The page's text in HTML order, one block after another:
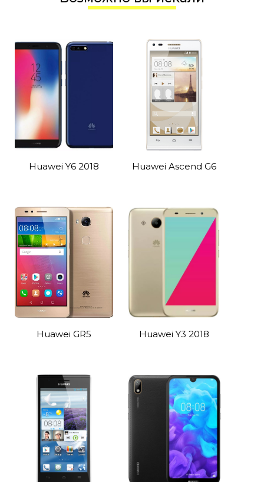
Huawei Y6 2018 Huawei Ascend G6
Huawei GR5 Huawei Y3 2018